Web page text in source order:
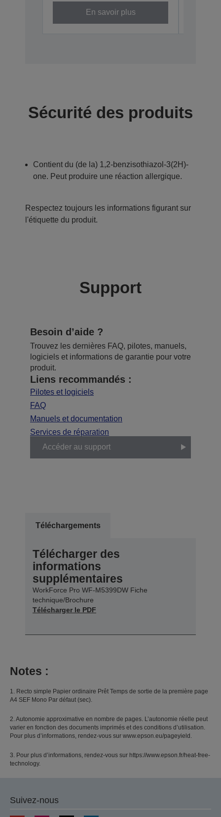
En savoir plus
Sécurité des produits
Contient du (de la) 1,2-benzisothiazol-3(2H)-
one. Peut produire une réaction allergique.
Respectez toujours les informations figurant sur
l'étiquette du produit.
Support
Besoin d’aide ?
Trouvez les dernières FAQ, pilotes, manuels,
logiciels et informations de garantie pour votre
produit.
Liens recommandés :
Pilotes et logiciels
FAQ
Manuels et documentation
Services de réparation
Accéder au support
Téléchargements
Télécharger des
informations
supplémentaires
WorkForce Pro WF-M5399DW Fiche
technique/Brochure
Télécharger le PDF
Notes :
1. Recto simple Papier ordinaire Prêt Temps de sortie de la première page
A4 SEF Mono Par défaut (sec).
2. Autonomie approximative en nombre de pages. L’autonomie réelle peut
varier en fonction des documents imprimés et des conditions d’utilisation.
Pour plus d’informations, rendez-vous sur www.epson.eu/pageyield.
3. Pour plus d’informations, rendez-vous sur https://www.epson.fr/heat-free-
technology.
Suivez-nous